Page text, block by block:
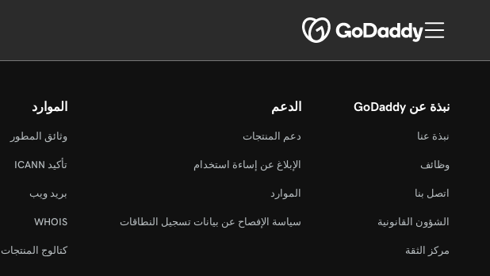
نبذة عن GoDaddy
نبذة عنا
وظائف
اتصل بنا
الشؤون القانونية
مركز الثقة
الدعم
دعم المنتجات
الإبلاغ عن إساءة استخدام
الموارد
سياسة الإفصاح عن بيانات تسجيل النطاقات
الموارد
وثائق المطور
تأكيد ICANN
بريد ويب
WHOIS
كتالوج المنتجات